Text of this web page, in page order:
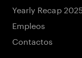
Yearly Recap
Empleos
Contactos